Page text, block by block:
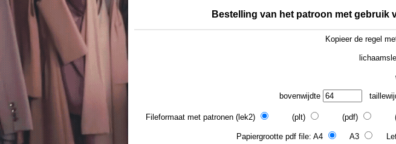
Bestelling van het patroon met gebruik
Kopieer de regel
bovenwijdte
Fileformaat met patronen (lek2) (plt) (pdf)
Papiergrootte pdf file: A4 A3